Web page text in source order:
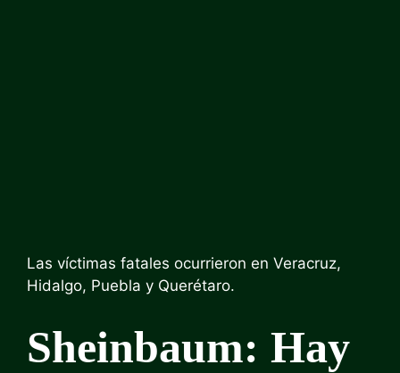
Las víctimas fatales ocurrieron en Veracruz,
Hidalgo, Puebla y Querétaro.
Sheinbaum: Hay